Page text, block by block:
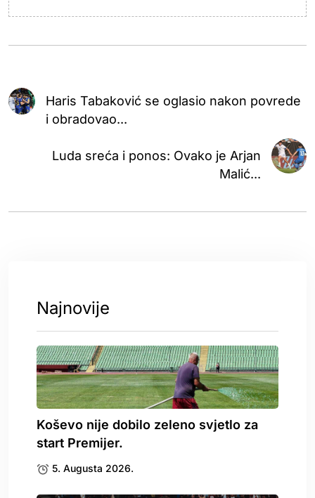
Haris Tabaković se oglasio nakon povrede
i obradovao...
Luda sreća i ponos: Ovako je Arjan
Malić...
Najnovije
Koševo nije dobilo zeleno svjetlo za
start Premijer.
5. Augusta 2026.